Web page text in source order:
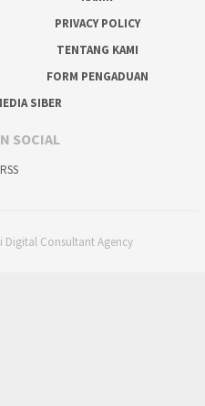
PRIVACY POLICY
TENTANG KAMI
FORM PENGADUAN
SIBER
SOCIAL
RSS
Digital Consultant Agency